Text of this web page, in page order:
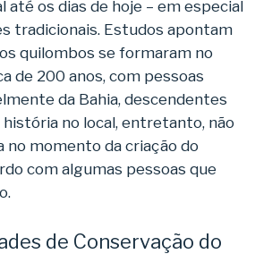
até os dias de hoje – em especial
tradicionais. Estudos apontam
quilombos se formaram no
de 200 anos, com pessoas
da Bahia, descendentes
história no local, entretanto, não
no momento da criação do
com algumas pessoas que
de Conservação do